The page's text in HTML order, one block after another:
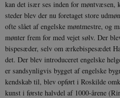
kan det især ses inden for møntvæsen,
steder blev der nu foretaget store
ofte slået af engelske møntmestre, og
mønter frem for med vejet sølv. Der
bispesæder, selv om ærkebispesædet
det. Der blev introduceret engelske
er sandsynligvis bygget af engelske
kendskab til, blev opført i Roskilde
kunst i første halvdel af 1000-årene